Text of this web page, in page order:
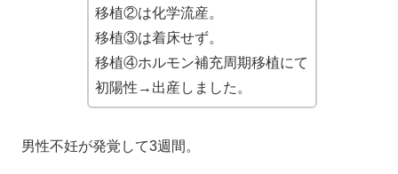
移植②は化学流産。
移植③は着床せず。
移植④ホルモン補充周期移植にて
初陽性→出産しました。
男性不妊が発覚して3週間。